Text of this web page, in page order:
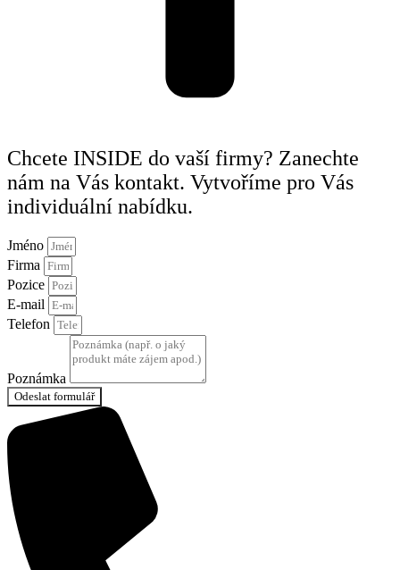
Chcete INSIDE do vaší firmy? Zanechte
nám na Vás kontakt. Vytvoříme pro Vás
individuální nabídku.
Jméno
Firma
Pozice
E-mail
Telefon
Poznámka
Odeslat formulář